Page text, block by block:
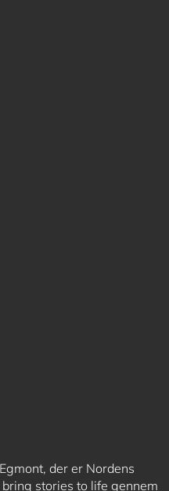
der er Nordens
stories to life gennem